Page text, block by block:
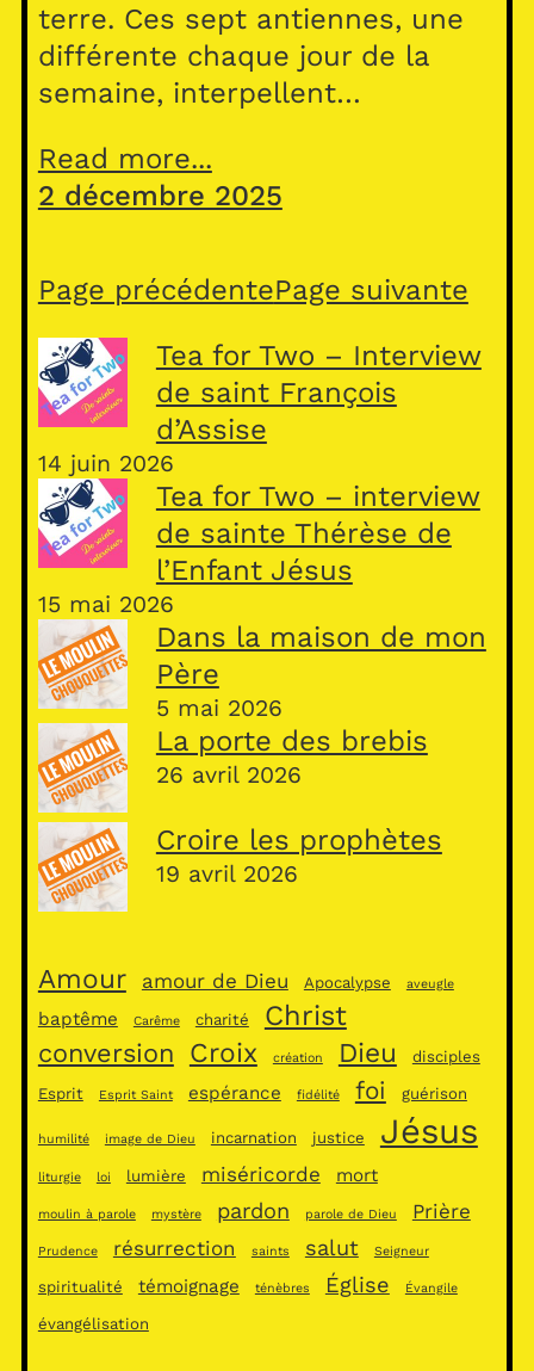
terre. Ces sept antiennes, une
différente chaque jour de la
semaine, interpellent…
Read more...
2 décembre 2025
Page précédentePage suivante
Tea for Two – Interview
de saint François
d’Assise
14 juin 2026
Tea for Two – interview
de sainte Thérèse de
l’Enfant Jésus
15 mai 2026
Dans la maison de mon
Père
5 mai 2026
La porte des brebis
26 avril 2026
Croire les prophètes
19 avril 2026
Amour amour de Dieu Apocalypse aveugle
baptême Carême charité Christ
conversion Croix création Dieu disciples
Esprit Esprit Saint espérance fidélité foi guérison
humilité image de Dieu incarnation justice Jésus
liturgie loi lumière miséricorde mort
moulin à parole mystère pardon parole de Dieu Prière
Prudence résurrection saints salut Seigneur
spiritualité témoignage ténèbres Église Évangile
évangélisation